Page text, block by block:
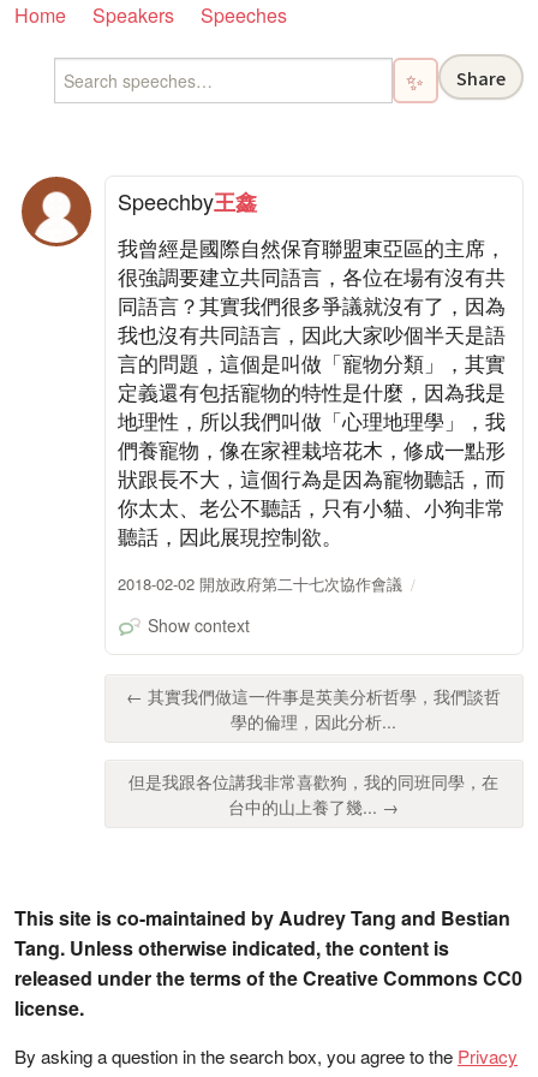
Home Speakers Speeches
✨ Share
Speechby王鑫
我曾經是國際自然保育聯盟東亞區的主席，
很強調要建立共同語言，各位在場有沒有共
同語言？其實我們很多爭議就沒有了，因為
我也沒有共同語言，因此大家吵個半天是語
言的問題，這個是叫做「寵物分類」，其實
定義還有包括寵物的特性是什麼，因為我是
地理性，所以我們叫做「心理地理學」，我
們養寵物，像在家裡栽培花木，修成一點形
狀跟長不大，這個行為是因為寵物聽話，而
你太太、老公不聽話，只有小貓、小狗非常
聽話，因此展現控制欲。
2018-02-02 開放政府第二十七次協作會議
Show context
← 其實我們做這一件事是英美分析哲學，我們談哲
學的倫理，因此分析...
但是我跟各位講我非常喜歡狗，我的同班同學，在
台中的山上養了幾... →
This site is co-maintained by Audrey Tang and Bestian
Tang. Unless otherwise indicated, the content is
released under the terms of the Creative Commons CC0
license.
By asking a question in the search box, you agree to the Privacy